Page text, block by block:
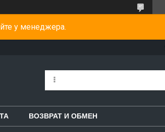
у менеджера.
ВОЗВРАТ И ОБМЕН